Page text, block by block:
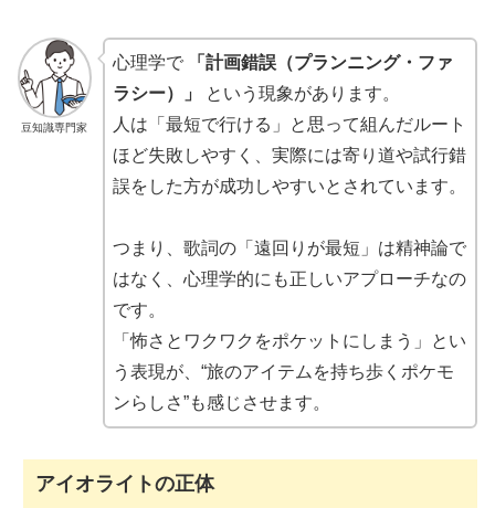
豆知識専門家
心理学で
「計画錯誤（プランニング・ファ
ラシー）」
という現象があります。
人は「最短で行ける」と思って組んだルート
ほど失敗しやすく、実際には寄り道や試行錯
誤をした方が成功しやすいとされています。
つまり、歌詞の「遠回りが最短」は精神論で
はなく、心理学的にも正しいアプローチなの
です。
「怖さとワクワクをポケットにしまう」とい
う表現が、“旅のアイテムを持ち歩くポケモ
ンらしさ”も感じさせます。
アイオライトの正体